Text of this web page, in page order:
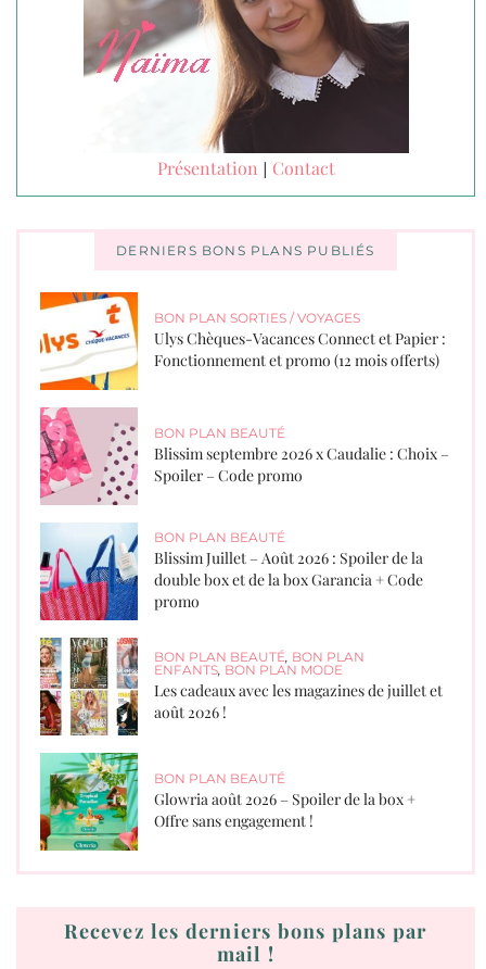
Présentation | Contact
DERNIERS BONS PLANS PUBLIÉS
BON PLAN SORTIES / VOYAGES
Ulys Chèques-Vacances Connect et Papier :
Fonctionnement et promo (12 mois offerts)
BON PLAN BEAUTÉ
Blissim septembre 2026 x Caudalie : Choix –
Spoiler – Code promo
BON PLAN BEAUTÉ
Blissim Juillet – Août 2026 : Spoiler de la
double box et de la box Garancia + Code
promo
BON PLAN BEAUTÉ BON PLAN
ENFANTS BON PLAN MODE
Les cadeaux avec les magazines de juillet et
août 2026 !
BON PLAN BEAUTÉ
Glowria août 2026 – Spoiler de la box +
Offre sans engagement !
Recevez les derniers bons plans par
mail !